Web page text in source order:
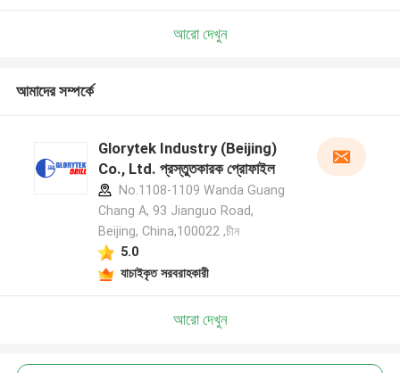
আরো দেখুন
আমাদের সম্পর্কে
Glorytek Industry (Beijing)
Co., Ltd. প্রস্তুতকারক প্রোফাইল
No.1108-1109 Wanda Guang
Chang A, 93 Jianguo Road,
Beijing, China,100022 ,চীন
5.0
যাচাইকৃত সরবরাহকারী
আরো দেখুন